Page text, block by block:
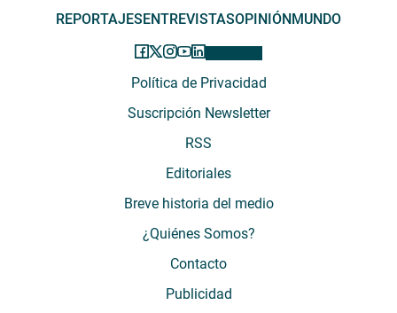
REPORTAJESENTREVISTASOPINIÓNMUNDO
Política de Privacidad
Suscripción Newsletter
RSS
Editoriales
Breve historia del medio
¿Quiénes Somos?
Contacto
Publicidad